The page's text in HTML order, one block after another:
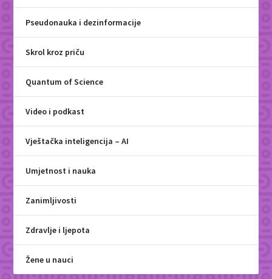
Pseudonauka i dezinformacije
Skrol kroz priču
Quantum of Science
Video i podkast
Vještačka inteligencija – AI
Umjetnost i nauka
Zanimljivosti
Zdravlje i ljepota
Žene u nauci